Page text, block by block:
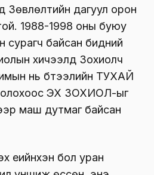
Зөвлөлтийн дагуул орон
1988-1998 оны буюу
байсан бидний
хичээлд Зохиолч
нь бүтээлийн ТУХАЙ
ЭХ ЗОХИОЛ-ыг
маш дутмаг байсан
үеийнхэн бол уран